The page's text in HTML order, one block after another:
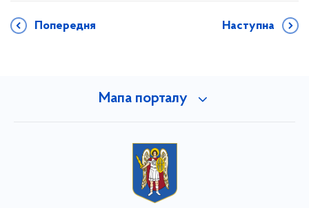
Попередня Наступна
Мапа порталу